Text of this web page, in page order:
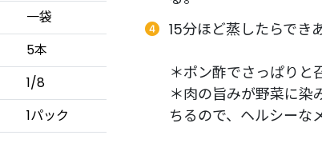
一袋
5本
1/8
1パック
15分ほど蒸したらでき
＊ポン酢でさっぱりと
＊肉の旨みが野菜に染
ちるので、ヘルシーな